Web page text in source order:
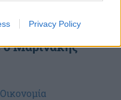
Privacy Policy
και των
ο Μαρινάκης
Οικονομία